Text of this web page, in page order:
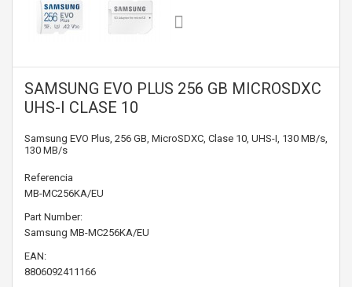
SAMSUNG EVO PLUS 256 GB MICROSDXC
UHS-I CLASE 10
Samsung EVO Plus, 256 GB, MicroSDXC, Clase 10, UHS-I, 130 MB/s,
130 MB/s
Referencia
MB-MC256KA/EU
Part Number:
Samsung MB-MC256KA/EU
EAN:
8806092411166